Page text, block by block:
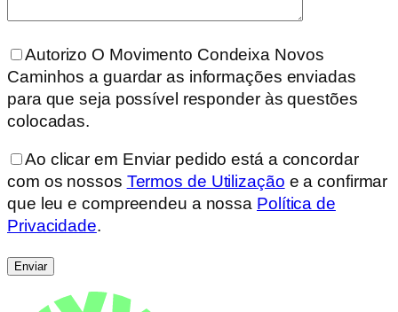
Autorizo O Movimento Condeixa Novos
Caminhos a guardar as informações enviadas
para que seja possível responder às questões
colocadas.
Ao clicar em Enviar pedido está a concordar
com os nossos Termos de Utilização e a confirmar
que leu e compreendeu a nossa Política de
Privacidade.